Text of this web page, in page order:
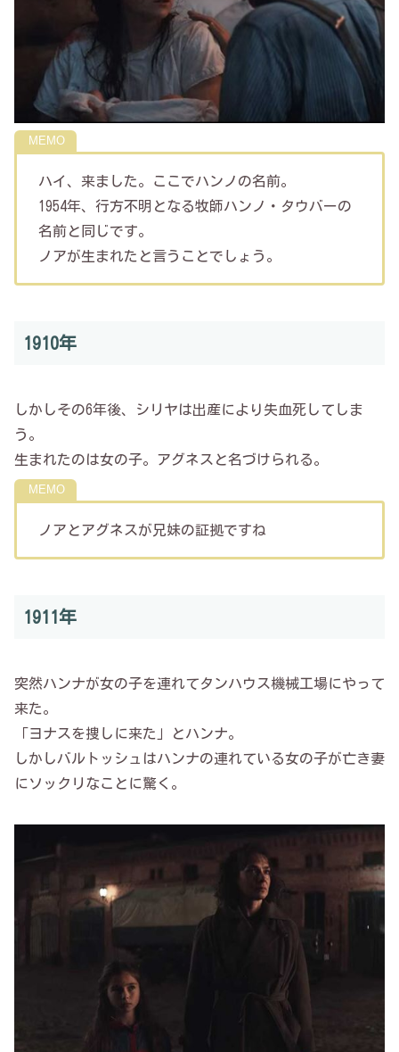
ハイ、来ました。ここでハンノの名前。
1954年、行方不明となる牧師ハンノ・タウバーの
名前と同じです。
ノアが生まれたと言うことでしょう。
1910年
しかしその6年後、シリヤは出産により失血死してしま
う。
生まれたのは女の子。アグネスと名づけられる。
ノアとアグネスが兄妹の証拠ですね
1911年
突然ハンナが女の子を連れてタンハウス機械工場にやって
来た。
「ヨナスを捜しに来た」とハンナ。
しかしバルトッシュはハンナの連れている女の子が亡き妻
にソックリなことに驚く。